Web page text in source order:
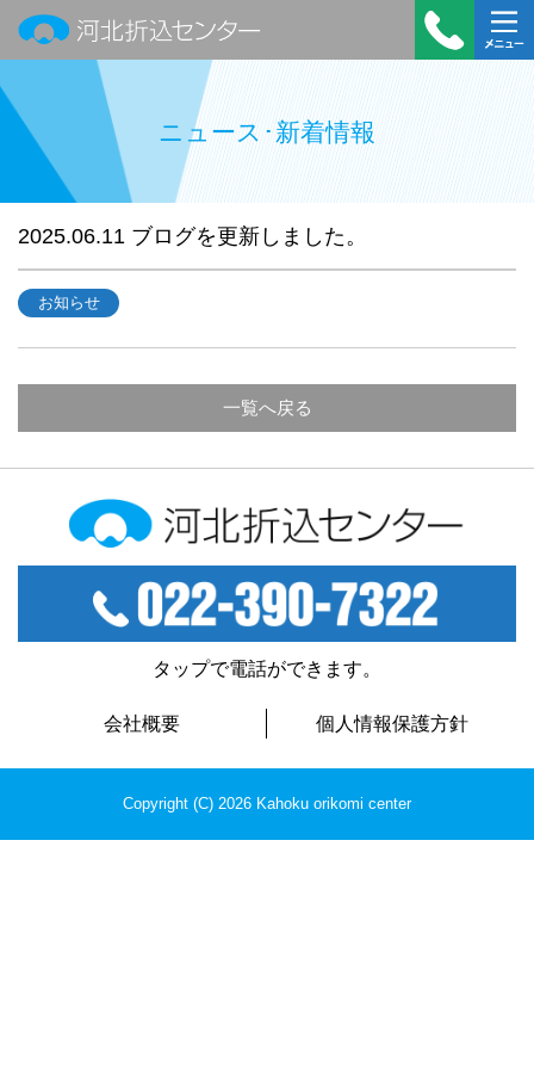
河北折込センター
メニュ
ー
受付時
間：平
日
9:00～
18:00
ニュース･新着情報
2025.06.11 ブログを更新しました。
お知らせ
一覧へ戻る
河北折込センター
タップで電話ができます。
会社概要 個人情報保護方針
Copyright (C) 2026 Kahoku orikomi center